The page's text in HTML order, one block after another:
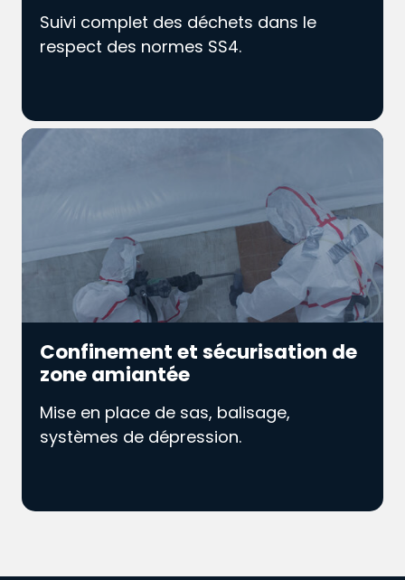
Suivi complet des déchets dans le
respect des normes SS4.
Confinement et sécurisation de
zone amiantée
Mise en place de sas, balisage,
systèmes de dépression.